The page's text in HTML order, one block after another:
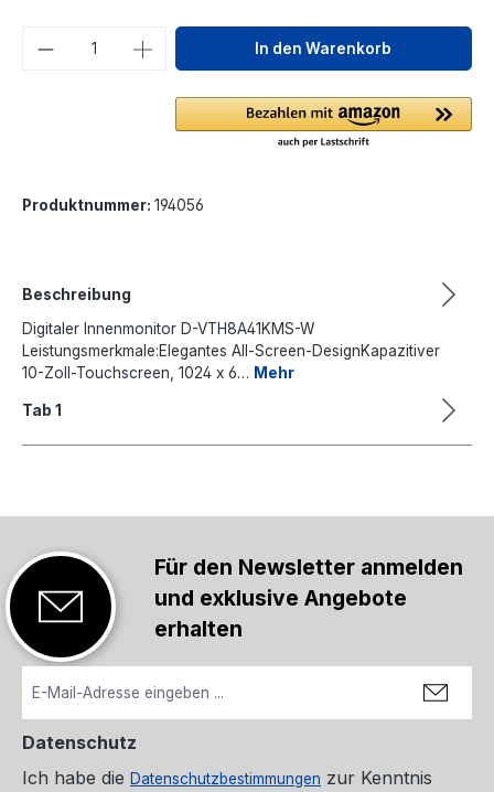
Produkt Anzahl: Gib denIn den Warenkorb
Produktnummer: 194056
Beschreibung
Digitaler Innenmonitor D-VTH8A41KMS-W
Leistungsmerkmale:Elegantes All-Screen-DesignKapazitiver
10-Zoll-Touchscreen, 1024 x 6… Mehr
Tab 1
Für den Newsletter anmelden
und exklusive Angebote
erhalten
Datenschutz
Ich habe die Datenschutzbestimmungen zur Kenntnis